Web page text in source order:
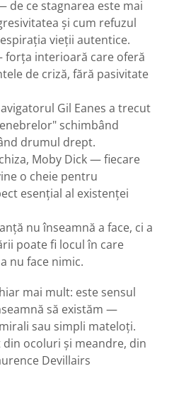
de ce stagnarea este mai
și cum refuzul
vieții autentice.
interioară care oferă
de criză, fără pasivitate
Gil Eanes a trecut
schimbând
drumul drept.
Moby Dick — fiecare
o cheie pentru
esențial al existenței
nu înseamnă a face, ci a
poate fi locul în care
nu face nimic.
mai mult: este sensul
să existăm —
sau simpli mateloți.
ocoluri și meandre, din
Devillairs